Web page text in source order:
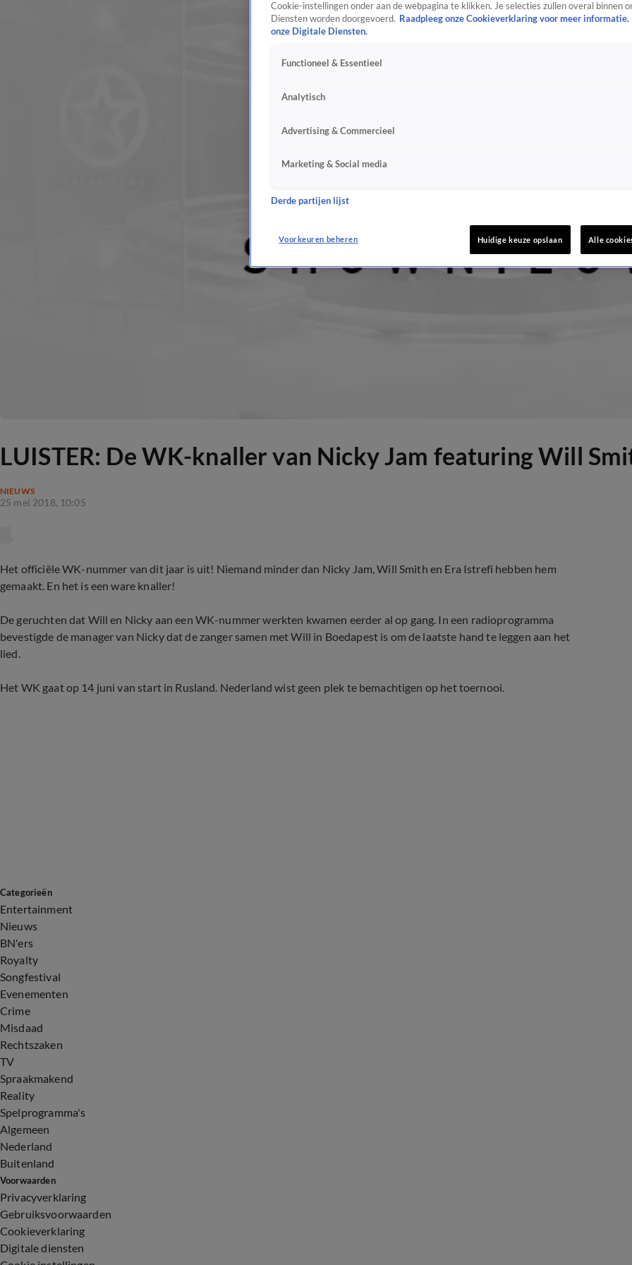
LUISTER: De WK-knaller van Nicky Jam featuring Will
NIEUWS
25 mei 2018, 10:05
Het officiële WK-nummer van dit jaar is uit! Niemand minder dan Nicky Jam, Will Smith en Era Istrefi hebben hem
gemaakt. En het is een ware knaller!
De geruchten dat Will en Nicky aan een WK-nummer werkten kwamen eerder al op gang. In een radioprogramma
bevestigde de manager van Nicky dat de zanger samen met Will in Boedapest is om de laatste hand te leggen aan het
lied.
Het WK gaat op 14 juni van start in Rusland. Nederland wist geen plek te bemachtigen op het toernooi.
Categorieën
Entertainment
Nieuws
BN'ers
Royalty
Songfestival
Evenementen
Crime
Misdaad
Rechtszaken
TV
Spraakmakend
Reality
Spelprogramma's
Algemeen
Nederland
Buitenland
Voorwaarden
Privacyverklaring
Gebruiksvoorwaarden
Cookieverklaring
Digitale diensten
Cookie-instellingen onder aan de webpagina te klikken. Je selecties zullen overal binnen
Diensten worden doorgevoerd. Raadpleeg onze Cookieverklaring voor meer informatie.
onze Digitale Diensten.
Functioneel & Essentieel
Analytisch
Advertising & Commercieel
Marketing & Social media
Derde partijen lijst
Voorkeuren beheren Huidige keuze opslaan Alle